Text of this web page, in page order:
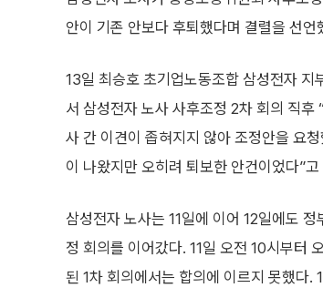
안이 기존 안보다 후퇴했다며 결렬을 선언
13일 최승호 초기업노동조합 삼성전자 지
서 삼성전자 노사 사후조정 2차 회의 직후
사 간 이견이 좁혀지지 않아 조정안을 요
이 나왔지만 오히려 퇴보한 안건이었다”고
삼성전자 노사는 11일에 이어 12일에도
정 회의를 이어갔다. 11일 오전 10시부터
된 1차 회의에서는 합의에 이르지 못했다.